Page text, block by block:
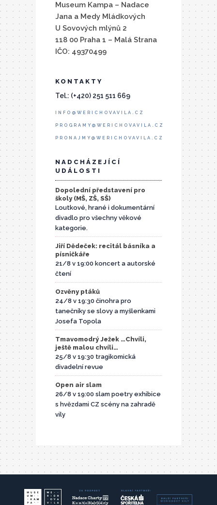
Museum Kampa – Nadace
Jana a Medy Mládkových
U Sovových mlýnů 2
118 00 Praha 1 – Malá Strana
IČO: 49370499
KONTAKTY
Tel.: (+420) 251 511 669
INFO@WERICHOVAVILA.CZ
PROGRAMY@WERICHOVAVILA.CZ
PRONAJMY@WERICHOVAVILA.CZ
NADCHÁZEJÍCÍ
UDÁLOSTI
Dopolední představení pro
školy (MŠ, ZŠ, SŠ)
Loutkové, hrané i dokumentární
divadlo pro všechny věkové
kategorie.
Jiří Dědeček: recitál básníka a
písničkáře
21/8 v 19:00 koncert a autorské
čtení
Ozvěny ptáků
24/8 v 19:30 činohra pro
tanečníky se slovy a myšlenkami
Josefa Topola
Tmavomodrý Ježek …Chvíli,
ještě malou chvíli…
25/8 v 19:30 tragikomická
divadelní revue
Open air slam
26/8 v 19:00 slam poetry exhibice
s hvězdami CZ scény na zahradě
vily